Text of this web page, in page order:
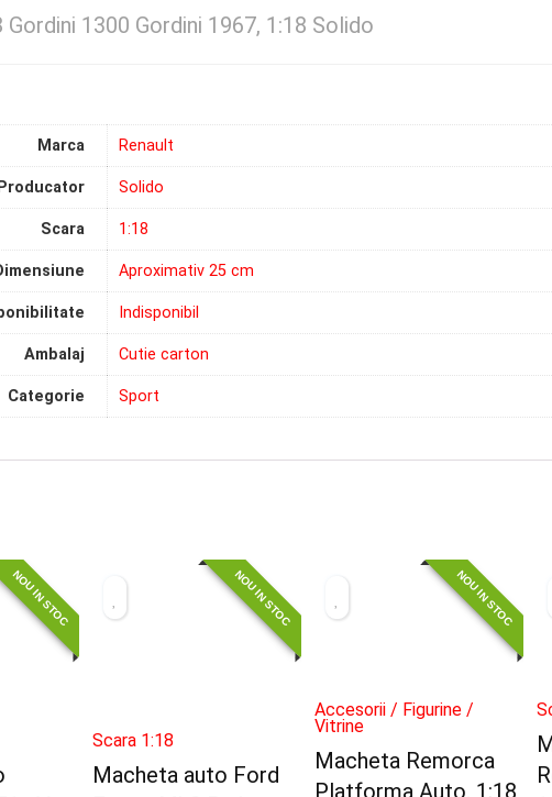
1300 Gordini 1967, 1:18 Solido
Marca Renault
Producator Solido
Scara 1:18
Aproximativ 25 cm
Indisponibil
Ambalaj Cutie carton
Categorie Sport
NOU IN STOC NOU IN STOC
Scara 1:18
Macheta auto Ford
NOU IN STOC
Accesorii / Figurine /
Vitrine
Macheta Remorca